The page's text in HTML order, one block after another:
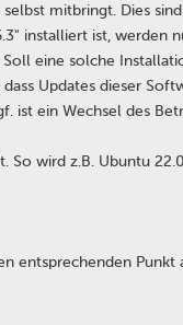
mitbringt. Dies
installiert ist, werden
eine solche
Updates dieser
ist ein Wechsel des
So wird z.B. Ubuntu
entsprechenden Punkt